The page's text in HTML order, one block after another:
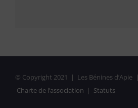
© Copyright 2021 | Les Bénines d’Apie |
Charte de l’association | Statuts